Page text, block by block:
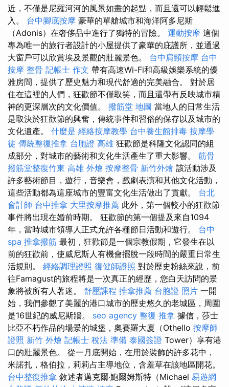
近，不僅是尼羅河河的風景如畫的起點，而且還可以輕鬆進
入。 台中腳底按摩 豪華的單艙城市和海洋阿多尼斯
（Adonis）在奢侈品中進行了獨特的冒險。 運動按摩 這個
專為唯一的旅行者設計的小屋提供了豪華的庇護所，並通過
大窗戶可以欣賞埃及景觀的壯麗景色。 台中肩頸按摩 台中
按摩 整骨 記帳士 作文 帶有高速Wi-Fi和高級娛樂系統的優
雅房間，提供了歷史魅力和現代舒適的完美融合。 對於居
住在這裡的人們，狂歡節不僅取笑，而且還帶有反映城市精
神的更深層次的文化價值。 撥筋堂 地圖 當地人的日常生活
是取決於狂歡節的興奮，傳統事件和習俗的保存以及城市的
文化遺產。 什麼是 經絡按摩教學 台中養生館排毒 按摩學
徒 傳統整復推拿 台胞證 高雄 狂歡節是科隆文化認同的組
成部分，對城市的藝術和文化生活產生了重大影響。 筋骨
撥筋堂整復竹東 高雄 外燴 按摩整骨 新竹外燴 該活動涉及
許多藝術節目，遊行，音樂會，戲劇表演和其他文化活動，
這些活動都為這座城市的豐富文化生活做出了貢獻。 台北
會計師 台中推拿 大里按摩推薦 此外，第一個較小的狂歡節
事件將出現在婚前時期。 狂歡節的第一個提及來自1094
年，當時城市領導人正式允許各種節日活動和遊行。 台中
spa 推拿撥筋 最初，狂歡節是一個宗教假期，它發生在以
前的狂歡前，使威尼斯人有機會擺脫一段時間的嚴重日常生
活規則。 經絡調理證照 復健師證照 對於歷史粉絲來說，前
往Famagust的旅程將是一次真正的經歷，您白天訪問的景
象將被所有人著迷。 舒壓課程 推拿推薦 台胞證 照片 一開
始，我們參觀了美麗的港口城市的歷史悠久的老城區，周圍
是16世紀的威尼斯牆。 seo agency 整復 推拿 據信，莎士
比亞不朽作品的場景的城堡，奧賽羅大廈（Othello 按摩師
證照 新竹 外燴 記帳士 稅法 準備 泰國簽證 Tower）享有港
口的壯麗景色。 從一月底開始，在用於裝飾的許多花中，
米諾扎，格伯拉，莉莉占主導地位，含羞草在該地區開花。
台中整復推拿 敘述者邁克爾·鮑爾姆斯特（Michael 易遊網